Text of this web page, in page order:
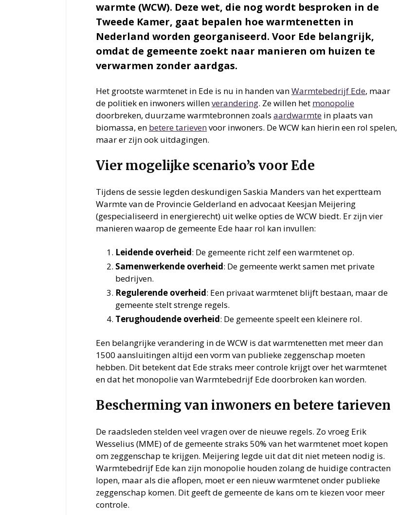
warmte (WCW). Deze wet, die nog wordt besproken in de
Tweede Kamer, gaat bepalen hoe warmtenetten in
Nederland worden georganiseerd. Voor Ede belangrijk,
omdat de gemeente zoekt naar manieren om huizen te
verwarmen zonder aardgas.
Het grootste warmtenet in Ede is nu in handen vanWarmtebedrijf Ede, maar
de politiek en inwoners willenverandering. Ze willen het monopolie
doorbreken, duurzame warmtebronnen zoals aardwarmte in plaats van
biomassa, en betere tarievenvoor inwoners. De WCW kan hierin een rol spelen,
maar er zijn ook uitdagingen.
Vier mogelijke scenario’s voor Ede
Tijdens de sessie legden deskundigen Saskia Manders van het expertteam
Warmte van de Provincie Gelderland en advocaat Keesjan Meijering
(gespecialiseerd in energierecht) uit welke opties de WCW biedt. Er zijn vier
manieren waarop de gemeente Ede haar rol kan invullen:
Leidende overheid: De gemeente richt zelf een warmtenet op.
Samenwerkende overheid: De gemeente werkt samen met private
bedrijven.
Regulerende overheid: Een privaat warmtenet blijft bestaan, maar de
gemeente stelt strenge regels.
Terughoudende overheid: De gemeente speelt een kleinere rol.
Een belangrijke verandering in de WCW is dat warmtenetten met meer dan
1500 aansluitingen altijd een vorm van publieke zeggenschap moeten
hebben. Dit betekent dat Ede straks meer controle krijgt over het warmtenet
en dat het monopolie van Warmtebedrijf Ede doorbroken kan worden.
Bescherming van inwoners en betere tarieven
De raadsleden stelden veel vragen over de nieuwe regels. Zo vroeg Erik
Wesselius (MME) of de gemeente straks 50% van het warmtenet moet kopen
om zeggenschap te krijgen. Meijering legde uit dat dit niet meteen nodig is.
Warmtebedrijf Ede kan zijn monopolie houden zolang de huidige contracten
lopen, maar als die aflopen, moet er een nieuw warmtenet onder publieke
zeggenschap komen. Dit geeft de gemeente de kans om te kiezen voor meer
controle.